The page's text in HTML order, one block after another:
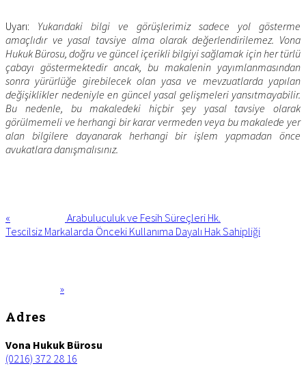
Uyarı: Yukarıdaki bilgi ve görüşlerimiz sadece yol gösterme
amaçlıdır ve yasal tavsiye alma olarak değerlendirilemez. Vona
Hukuk Bürosu, doğru ve güncel içerikli bilgiyi sağlamak için her türlü
çabayı göstermektedir ancak, bu makalenin yayımlanmasından
sonra yürürlüğe girebilecek olan yasa ve mevzuatlarda yapılan
değişiklikler nedeniyle en güncel yasal gelişmeleri yansıtmayabilir.
Bu nedenle, bu makaledeki hiçbir şey yasal tavsiye olarak
görülmemeli ve herhangi bir karar vermeden veya bu makalede yer
alan bilgilere dayanarak herhangi bir işlem yapmadan önce
avukatlara danışmalısınız.
«
Arabuluculuk ve Fesih Süreçleri Hk.
Next
Tescilsiz Markalarda Önceki Kullanıma Dayalı Hak Sahipliği
»
Footer
Adres
Vona Hukuk Bürosu
(0216) 372 28 16